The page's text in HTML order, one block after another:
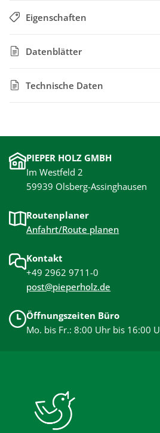
Eigenschaften
Datenblätter
Technische Daten
PIEPER HOLZ GMBH
Im Westfeld 2
59939 Olsberg-Assinghausen
Routenplaner
Anfahrt/Route planen
Kontakt
+49 2962 9711-0
post@pieperholz.de
Öffnungszeiten Büro
Mo. bis Fr.: 8:00 Uhr bis 16:00